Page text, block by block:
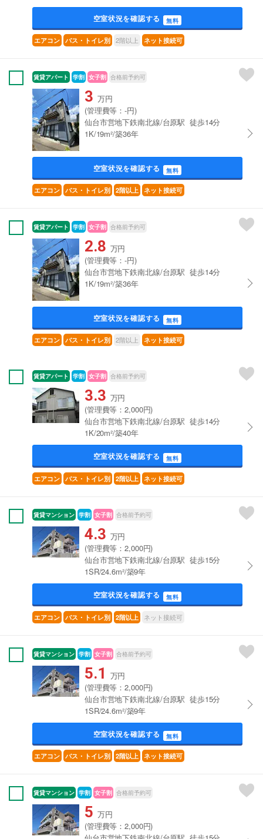
空室状況を確認する 無料
エアコン バス・トイレ別 2階以上 ネット接続可
賃貸アパート 学割 女子割 合格前予約可
3 万円
(管理費等：-円)
仙台市営地下鉄南北線/台原駅 徒歩14分
1K/19m²/築36年
空室状況を確認する 無料
エアコン バス・トイレ別 2階以上 ネット接続可
賃貸アパート 学割 女子割 合格前予約可
2.8 万円
(管理費等：-円)
仙台市営地下鉄南北線/台原駅 徒歩14分
1K/19m²/築36年
空室状況を確認する 無料
エアコン バス・トイレ別 2階以上 ネット接続可
賃貸アパート 学割 女子割 合格前予約可
3.3 万円
(管理費等：2,000円)
仙台市営地下鉄南北線/台原駅 徒歩14分
1K/20m²/築40年
空室状況を確認する 無料
エアコン バス・トイレ別 2階以上 ネット接続可
賃貸マンション 学割 女子割 合格前予約可
4.3 万円
(管理費等：2,000円)
仙台市営地下鉄南北線/台原駅 徒歩15分
1SR/24.6m²/築9年
空室状況を確認する 無料
エアコン バス・トイレ別 2階以上 ネット接続可
賃貸マンション 学割 女子割 合格前予約可
5.1 万円
(管理費等：2,000円)
仙台市営地下鉄南北線/台原駅 徒歩15分
1SR/24.6m²/築9年
空室状況を確認する 無料
エアコン バス・トイレ別 2階以上 ネット接続可
賃貸マンション 学割 女子割 合格前予約可
5 万円
(管理費等：2,000円)